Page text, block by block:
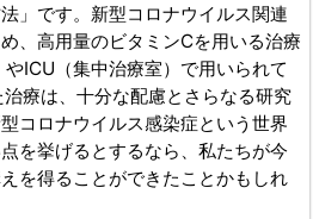
」です。新型コロナウイルス関連
、高用量のビタミンCを用いる治療
ICU（集中治療室）で用いられて
治療は、十分な配慮とさらなる研究
コロナウイルス感染症という世界
を挙げるとするなら、私たちが今
を得ることができたことかもしれ